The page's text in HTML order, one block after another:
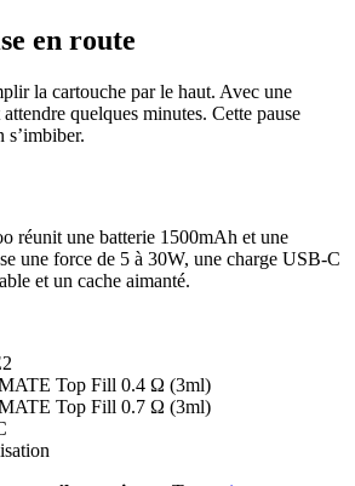
en route
la cartouche par le haut. Avec une
quelques minutes. Cette pause
s’imbiber.
réunit une batterie 1500mAh et une
une force de 5 à 30W, une charge USB-C
et un cache aimanté.
Top Fill 0.4 Ω (3ml)
Top Fill 0.7 Ω (3ml)